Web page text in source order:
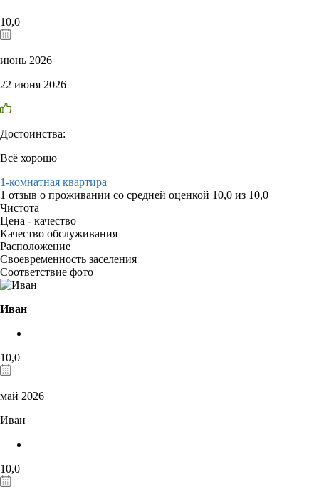
10,0
июнь 2026
22 июня 2026
Достоинства:
Всё хорошо
1-комнатная квартира
1 отзыв о проживании со средней оценкой 10,0 из 10,0
Чистота
Цена - качество
Качество обслуживания
Расположение
Своевременность заселения
Соответствие фото
Иван
10,0
май 2026
Иван
10,0